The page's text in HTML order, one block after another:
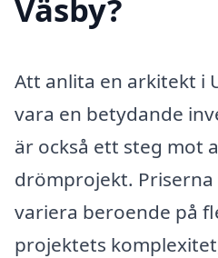
Väsby?
Att anlita en arkitekt i
vara en betydande
är också ett steg mot
drömprojekt.
variera beroende på
projektets